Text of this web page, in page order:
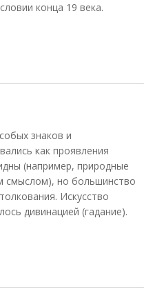
конца 19 века.
знаков и
как проявления
(например, природные
смыслом), но большинство
Искусство
дивинацией (гадание).